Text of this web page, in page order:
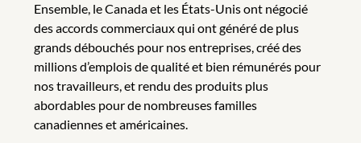
Ensemble, le Canada et les États-Unis ont négocié
des accords commerciaux qui ont généré de plus
grands débouchés pour nos entreprises, créé des
millions d’emplois de qualité et bien rémunérés pour
nos travailleurs, et rendu des produits plus
abordables pour de nombreuses familles
canadiennes et américaines.